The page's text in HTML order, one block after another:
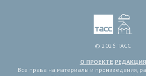
© 2026 ТАСС
О ПРОЕКТЕ РЕДАКЦИЯ
Все права на материалы и произведения,